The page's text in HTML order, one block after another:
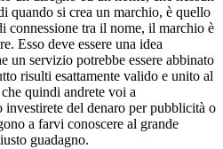
quando si crea un marchio, è quello
connessione tra il nome, il marchio è
Esso deve essere una idea
un servizio potrebbe essere abbinato
risulti esattamente valido e unito al
quindi andrete voi a
investirete del denaro per pubblicità o
a farvi conoscere al grande
guadagno.